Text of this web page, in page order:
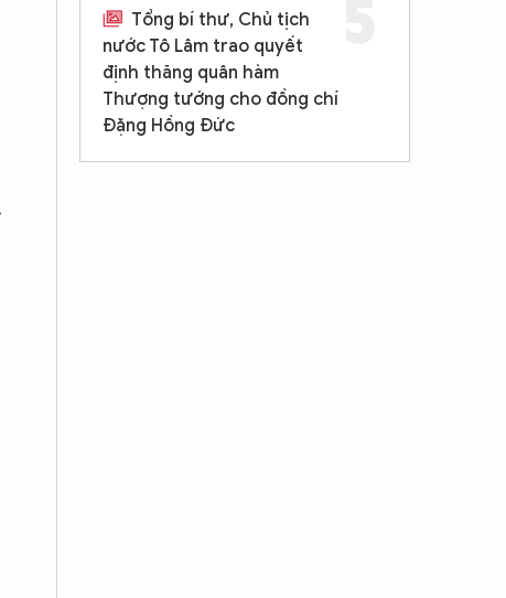
Tổng bí thư, Chủ tịch
nước Tô Lâm trao quyết
định thăng quân hàm
Thượng tướng cho đồng chí
Đặng Hồng Đức